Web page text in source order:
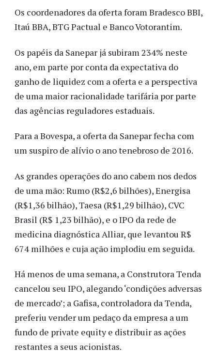
Os coordenadores da oferta foram Bradesco BBI,
Itaú BBA, BTG Pactual e Banco Votorantim.
Os papéis da Sanepar já subiram 234% neste
ano, em parte por conta da expectativa do
ganho de liquidez com a oferta e a perspectiva
de uma maior racionalidade tarifária por parte
das agências reguladores estaduais.
Para a Bovespa, a oferta da Sanepar fecha com
um suspiro de alívio o ano tenebroso de 2016.
As grandes operações do ano cabem nos dedos
de uma mão: Rumo (R$2,6 bilhões), Energisa
(R$1,36 bilhão), Taesa (R$1,29 bilhão), CVC
Brasil (R$ 1,23 bilhão), e o IPO da rede de
medicina diagnóstica Alliar, que levantou R$
674 milhões e cuja ação implodiu em seguida.
Há menos de uma semana, a Construtora Tenda
cancelou seu IPO, alegando ‘condições adversas
de mercado’; a Gafisa, controladora da Tenda,
preferiu vender um pedaço da empresa a um
fundo de private equity e distribuir as ações
restantes a seus acionistas.